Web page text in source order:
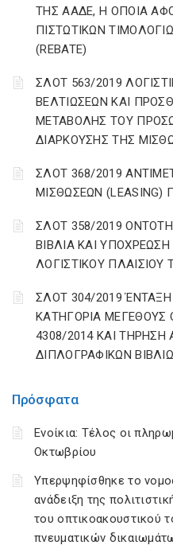
Πρόσφατα
Ενοίκια: Τέλος οι
Οκτωβρίου
Υπερψηφίσθηκε το
ανάδειξη της
του οπτικοακουστικού
πνευματικών
ΤΗΣ ΑΑΔΕ, Η ΟΠΟΙΑ
ΠΙΣΤΩΤΙΚΩΝ
(REBATE)
ΣΛΟΤ 563/2019
ΒΕΛΤΙΩΣΕΩΝ ΚΑΙ
ΜΕΤΑΒΟΛΗΣ ΤΟΥ
ΔΙΑΡΚΟΥΣΗΣ ΤΗΣ
ΣΛΟΤ 368/2019
ΜΙΣΘΩΣΕΩΝ
ΣΛΟΤ 358/2019
ΒΙΒΛΙΑ ΚΑΙ
ΛΟΓΙΣΤΙΚΟΥ ΠΛΑΙΣΙΟΥ
ΣΛΟΤ 304/2019
ΚΑΤΗΓΟΡΙΑ
4308/2014 ΚΑΙ
ΔΙΠΛΟΓΡΑΦΙΚΩΝ